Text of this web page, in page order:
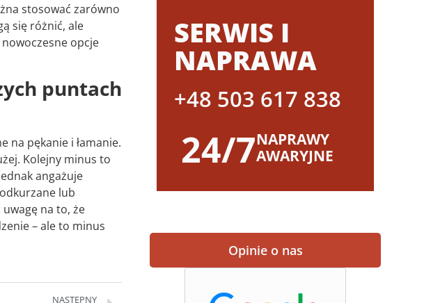
stosować zarówno
się różnić, ale
opcje
puntach
na pękanie i łamanie.
Kolejny minus to
angażuje
lub
na to, że
– ale to minus
NASTĘPNY
SERWIS I
NAPRAWA
+48 503 617 838
24/7NAPRAWY
AWARYJNE
Opinie o nas